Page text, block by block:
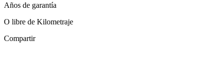
Años de garantía
O libre de Kilometraje
Compartir